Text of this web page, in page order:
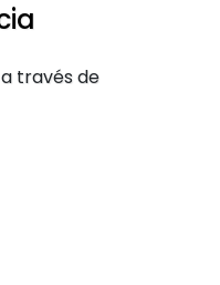
través de